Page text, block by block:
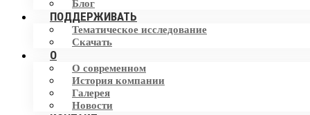
Блог
ПОДДЕРЖИВАТЬ
Тематическое исследование
Скачать
О
О современном
История компании
Галерея
Новости